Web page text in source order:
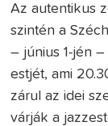
Az autentikus
szintén a
– június 1-jén
estjét, ami
zárul az idei
várják a